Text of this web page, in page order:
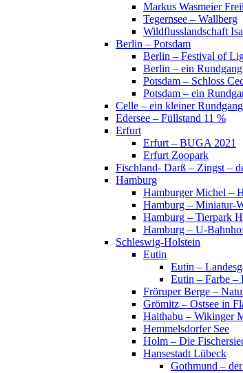
Markus Wasmeier
Tegernsee – Wallberg
Wildflusslandschaft
Berlin – Potsdam
Berlin – Festival of
Berlin – ein
Potsdam – Schloss
Potsdam – ein
Celle – ein kleiner Rundgang
Edersee – Füllstand 11 %
Erfurt
Erfurt – BUGA 2021
Erfurt Zoopark
Fischland- Darß – Zingst –
Hamburg
Hamburger Michel –
Hamburg – Miniatur-
Hamburg – Tierpark
Hamburg – U-
Schleswig-Holstein
Eutin
Eutin –
Eutin – Farbe –
Fröruper Berge –
Grömitz – Ostsee in
Haithabu – Wikinger
Hemmelsdorfer See
Holm – Die
Hansestadt Lübeck
Gothmund –